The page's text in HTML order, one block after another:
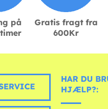
på
Gratis fragt fra
600Kr
HAR DU
HJÆLP?: